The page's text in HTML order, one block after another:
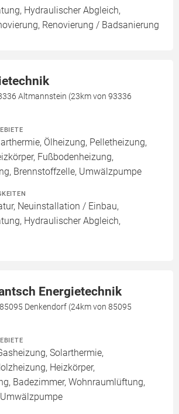
Hydraulischer Abgleich,
Renovierung / Badsanierung
Altmannstein (23km von 93336
Ölheizung, Pelletheizung,
Fußbodenheizung,
Brennstoffzelle, Umwälzpumpe
Neuinstallation / Einbau,
Hydraulischer Abgleich,
Energietechnik
Denkendorf (24km von 85095
Solarthermie,
Heizkörper,
Badezimmer, Wohnraumlüftung,